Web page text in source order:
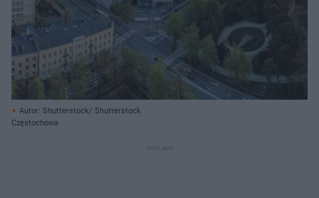
Autor: Shutterstock/ Shutterstock
Częstochowa